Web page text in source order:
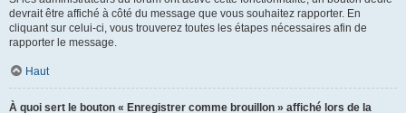
devrait être affiché à côté du message que vous souhaitez rapporter. En
cliquant sur celui-ci, vous trouverez toutes les étapes nécessaires afin de
rapporter le message.
Haut
À quoi sert le bouton « Enregistrer comme brouillon » affiché lors de la